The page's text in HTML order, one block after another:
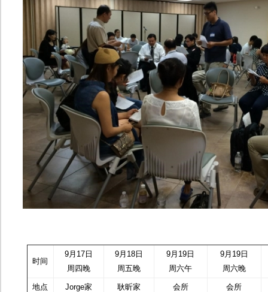
时间
9月17日
周四晚
9月18日
周五晚
9月19日
周六午
9月19日
周六晚
地点 Jorge家 耿昕家 会所 会所